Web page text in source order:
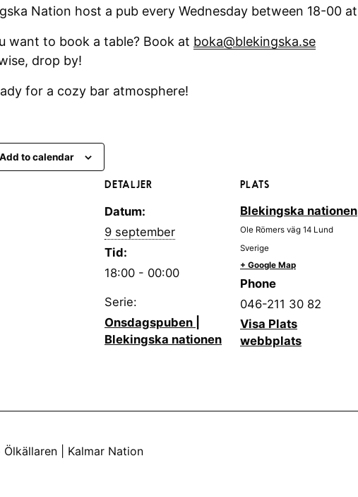
Nation host a pub every Wednesday between 18-00
want to book a table? Book at boka@blekingska.se
drop by!
for a cozy bar atmosphere!
Add to calendar
DETALJER
Datum:
9 september
Tid:
18:00 - 00:00
Serie:
Onsdagspuben |
Blekingska nationen
PLATS
Blekingska nationen
Ole Römers väg 14 Lund
Sverige
+ Google Map
Phone
046-211 30 82
Visa Plats
webbplats
Ölkällaren | Kalmar Nation